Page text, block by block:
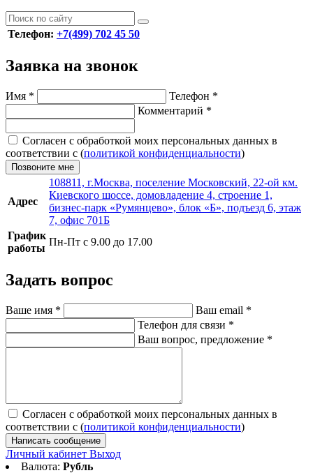
Телефон: +7(499) 702 45 50
Заявка на звонок
Имя * Телефон *
Комментарий *
Согласен с обработкой моих персональных данных в
соответствии с (политикой конфиденциальности)
Позвоните мне
Адрес
108811, г.Москва, поселение Московский, 22-ой км.
Киевского шоссе, домовладение 4, строение 1,
бизнес-парк «Румянцево», блок «Б», подъезд 6, этаж
7, офис 701Б
График
работы
Пн-Пт с 9.00 до 17.00
Задать вопрос
Ваше имя * Ваш email *
Телефон для связи *
Ваш вопрос, предложение *
Согласен с обработкой моих персональных данных в
соответствии с (политикой конфиденциальности)
Написать сообщение
Личный кабинет Выход
Валюта: Рубль